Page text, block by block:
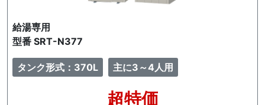
給湯専用
型番 SRT-N377
タンク形式：370L 主に3～4人用
超特価